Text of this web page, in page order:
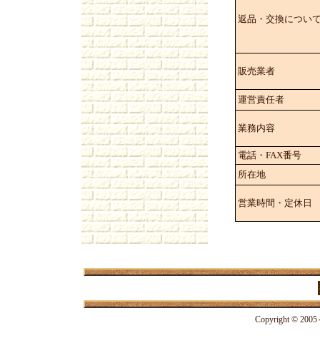
返品・交換につい
販売業者
運営責任者
業務内容
電話・FAX番号
所在地
営業時間・定休日
Copyright © 2005